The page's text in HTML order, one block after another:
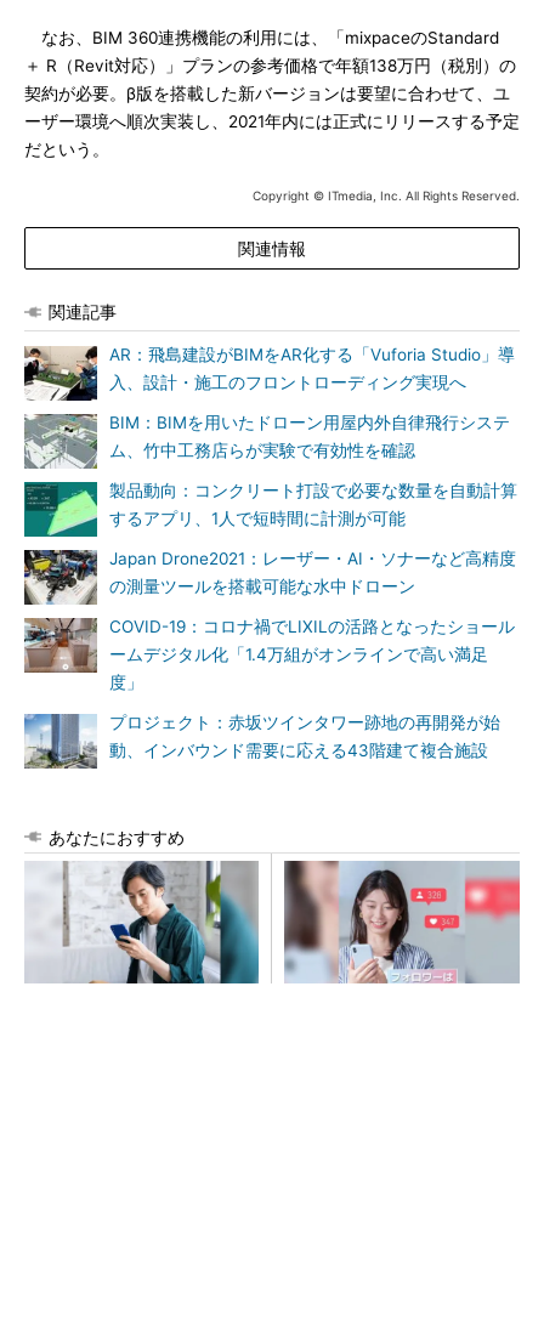
なお、BIM 360連携機能の利用には、「mixpaceのStandard
＋ R（Revit対応）」プランの参考価格で年額138万円（税別）の
契約が必要。β版を搭載した新バージョンは要望に合わせて、ユ
ーザー環境へ順次実装し、2021年内には正式にリリースする予定
だという。
Copyright © ITmedia, Inc. All Rights Reserved.
関連情報
関連記事
AR：飛島建設がBIMをAR化する「Vuforia Studio」導
入、設計・施工のフロントローディング実現へ
BIM：BIMを用いたドローン用屋内外自律飛行システ
ム、竹中工務店らが実験で有効性を確認
製品動向：コンクリート打設で必要な数量を自動計算
するアプリ、1人で短時間に計測が可能
Japan Drone2021：レーザー・AI・ソナーなど高精度
の測量ツールを搭載可能な水中ドローン
COVID-19：コロナ禍でLIXILの活路となったショール
ームデジタル化「1.4万組がオンラインで高い満足
度」
プロジェクト：赤坂ツインタワー跡地の再開発が始
動、インバウンド需要に応える43階建て複合施設
あなたにおすすめ